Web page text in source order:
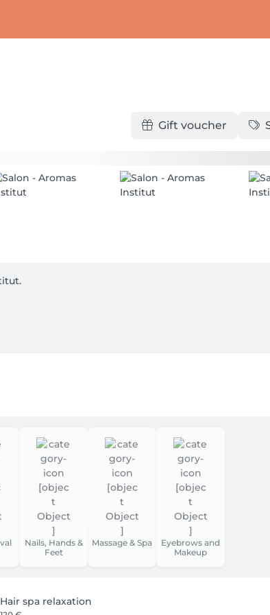
Gift voucher
créneau réservé est une opportunité pour nous de
pourra être facturé. En cas de récidive, nous
clients.
et votre respect de ces engagements,
prochainement pour un moment de pur bien-
Nails, Hands &
Feet
Massage & Spa
Eyebrows and
Makeup
Hair spa relaxation